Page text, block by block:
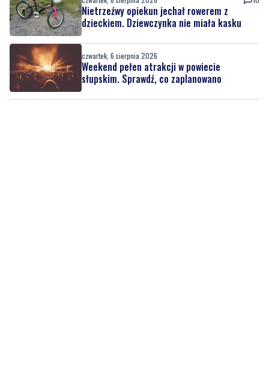
Nietrzeźwy opiekun jechał rowerem z
dzieckiem. Dziewczynka nie miała kasku
czwartek, 6 sierpnia 2026
Weekend pełen atrakcji w powiecie
słupskim. Sprawdź, co zaplanowano